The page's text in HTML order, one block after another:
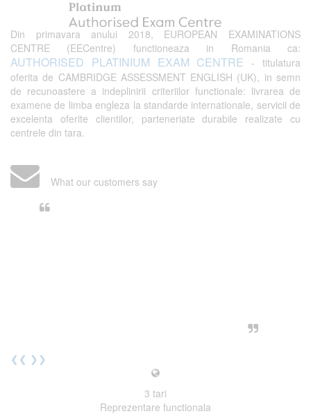
Din primavara anului 2018, EUROPEAN EXAMINATIONS
CENTRE (EECentre) functioneaza in Romania ca:
AUTHORISED PLATINIUM EXAM CENTRE - titulatura
oferita de CAMBRIDGE ASSESSMENT ENGLISH (UK), in semn
de recunoastere a indeplinirii criteriilor functionale: livrarea de
examene de limba engleza la standarde internationale, servicii de
excelenta oferite clientilor, parteneriate durabile realizate cu
centrele din tara.
What our customers say
❮❮ ❯❯
3 tari
Reprezentare functionala